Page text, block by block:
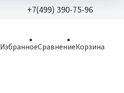
+7(499) 390-75-96
ИзбранноеСравнениеКорзина